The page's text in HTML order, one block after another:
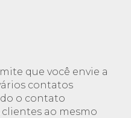
que você envie a
contatos
o contato
ao mesmo